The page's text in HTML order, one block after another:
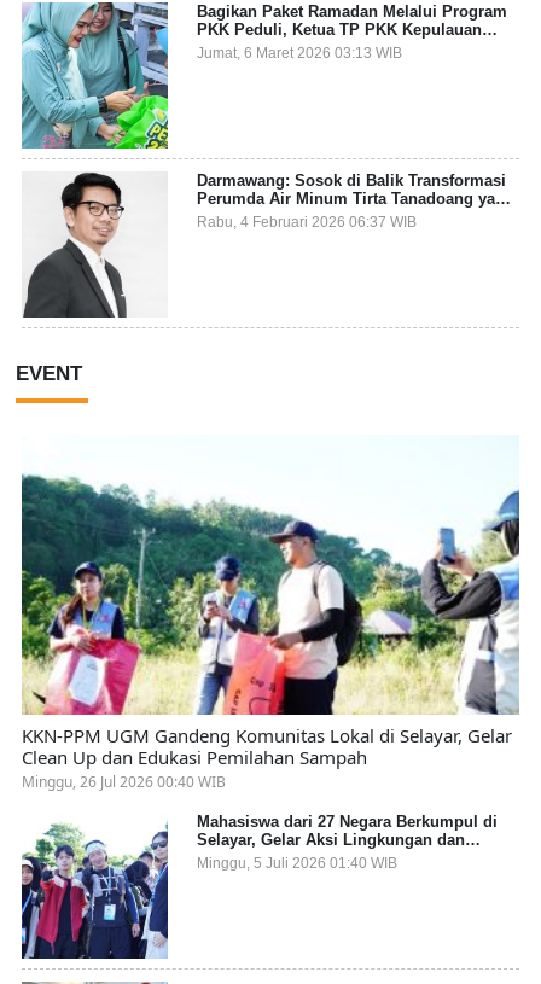
Bagikan Paket Ramadan Melalui Program
PKK Peduli, Ketua TP PKK Kepulauan
Selayar: Puasa Adalah Ajang Melatih
Kepekaan Sosial
Jumat, 6 Maret 2026 03:13 WIB
Darmawang: Sosok di Balik Transformasi
Perumda Air Minum Tirta Tanadoang yang
Makin Inovatif
Rabu, 4 Februari 2026 06:37 WIB
EVENT
KKN-PPM UGM Gandeng Komunitas Lokal di Selayar, Gelar
Clean Up dan Edukasi Pemilahan Sampah
Minggu, 26 Jul 2026 00:40 WIB
Mahasiswa dari 27 Negara Berkumpul di
Selayar, Gelar Aksi Lingkungan dan
Dalami Kearifan Lokal Bumi Tanadoang
Minggu, 5 Juli 2026 01:40 WIB